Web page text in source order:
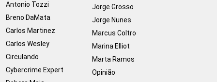
Antonio Tozzi
Breno DaMata
Carlos Martinez
Carlos Wesley
Circulando
Cybercrime Expert
Jorge Grosso
Jorge Nunes
Marcus Coltro
Marina Elliot
Marta Ramos
Opinião